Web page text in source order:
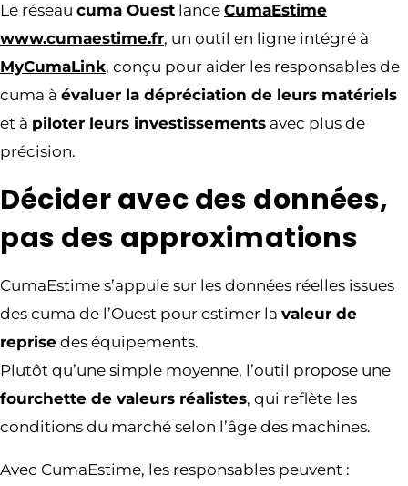
Le réseau cuma Ouest lance CumaEstime
www.cumaestime.fr, un outil en ligne intégré à
MyCumaLink, conçu pour aider les responsables de
cuma à évaluer la dépréciation de leurs matériels
et à piloter leurs investissements avec plus de
précision.
Décider avec des données,
pas des approximations
CumaEstime s’appuie sur les données réelles issues
des cuma de l’Ouest pour estimer la valeur de
reprise des équipements.
Plutôt qu’une simple moyenne, l’outil propose une
fourchette de valeurs réalistes, qui reflète les
conditions du marché selon l’âge des machines.
Avec CumaEstime, les responsables peuvent :